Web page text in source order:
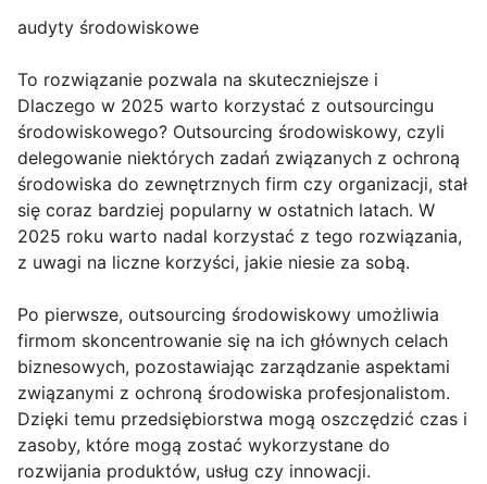
audyty środowiskowe
To rozwiązanie pozwala na skuteczniejsze i
Dlaczego w 2025 warto korzystać z outsourcingu
środowiskowego? Outsourcing środowiskowy, czyli
delegowanie niektórych zadań związanych z ochroną
środowiska do zewnętrznych firm czy organizacji, stał
się coraz bardziej popularny w ostatnich latach. W
2025 roku warto nadal korzystać z tego rozwiązania,
z uwagi na liczne korzyści, jakie niesie za sobą.
Po pierwsze, outsourcing środowiskowy umożliwia
firmom skoncentrowanie się na ich głównych celach
biznesowych, pozostawiając zarządzanie aspektami
związanymi z ochroną środowiska profesjonalistom.
Dzięki temu przedsiębiorstwa mogą oszczędzić czas i
zasoby, które mogą zostać wykorzystane do
rozwijania produktów, usług czy innowacji.